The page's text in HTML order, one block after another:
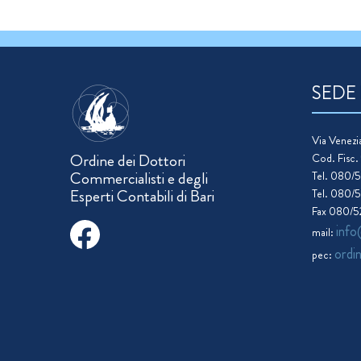
21
23
Ordine dei Dottori
Commercialisti e degli
Esperti Contabili di Bari
Via
Cod.
Tel. 080/
Tel. 080/
Fax 080/
mail:
pec: